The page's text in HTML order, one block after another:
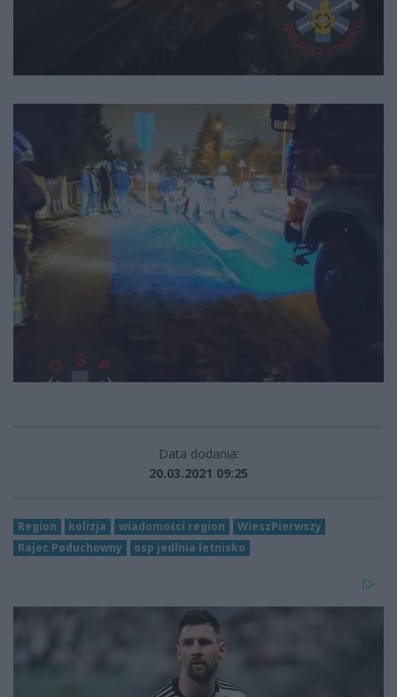
Data dodania:
20.03.2021 09:25
Region kolizja wiadomości region
WieszPierwszy
Rajec Poduchowny
osp jedlnia letnisko